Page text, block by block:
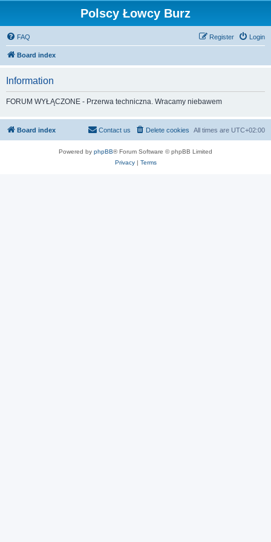
Polscy Łowcy Burz
FAQ Login
Register
Board index
Information
FORUM WYŁĄCZONE - Przerwa techniczna. Wracamy niebawem
Board index All times are UTC+02:00
Delete cookies
Contact us
Powered by phpBB® Forum Software © phpBB Limited
Privacy| Terms